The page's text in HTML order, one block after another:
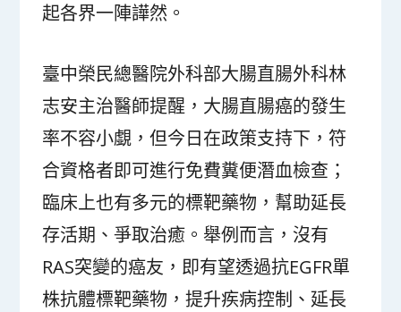
起各界一陣譁然。
臺中榮民總醫院外科部大腸直腸外科林
志安主治醫師提醒，大腸直腸癌的發生
率不容小覷，但今日在政策支持下，符
合資格者即可進行免費糞便潛血檢查；
臨床上也有多元的標靶藥物，幫助延長
存活期、爭取治癒。舉例而言，沒有
RAS突變的癌友，即有望透過抗EGFR單
株抗體標靶藥物，提升疾病控制、延長